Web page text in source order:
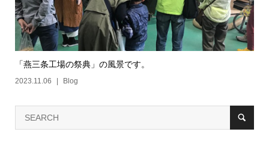
「燕三条工場の祭典」の風景です。
2023.11.06 Blog